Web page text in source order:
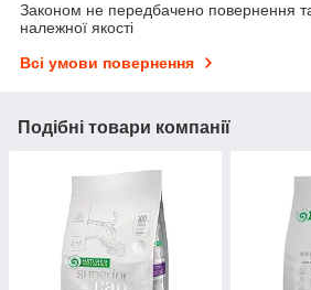
Законом не передбачено повернення
належної якості
Всі умови повернення
Подібні товари компанії